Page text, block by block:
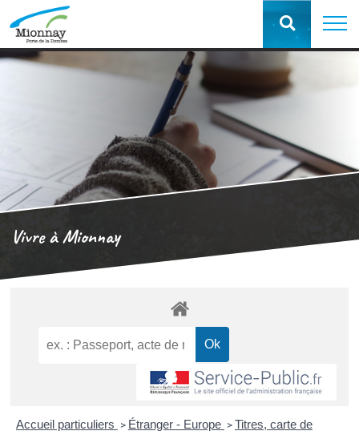
Vivre à Mionnay
Accueil particuliers > Étranger - Europe > Titres, carte de